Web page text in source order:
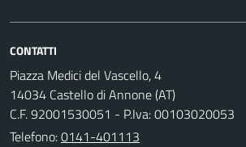
CONTATTI
Piazza Medici del Vascello, 4
14034 Castello di Annone (AT)
C.F. 92001530051 - P.Iva: 00103020053
Telefono:0141-401113